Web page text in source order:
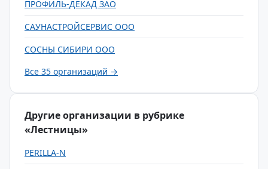
ПРОФИЛЬ-ДЕКАД ЗАО
САУНАСТРОЙСЕРВИС ООО
СОСНЫ СИБИРИ ООО
Все 35 организаций →
Другие организации в рубрике
«Лестницы»
PERILLA-N